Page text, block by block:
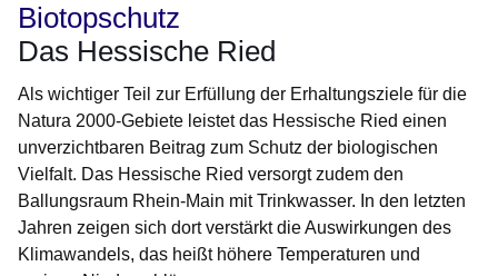
Biotopschutz
Das Hessische Ried
Als wichtiger Teil zur Erfüllung der Erhaltungsziele für die
Natura 2000-Gebiete leistet das Hessische Ried einen
unverzichtbaren Beitrag zum Schutz der biologischen
Vielfalt. Das Hessische Ried versorgt zudem den
Ballungsraum Rhein-Main mit Trinkwasser. In den letzten
Jahren zeigen sich dort verstärkt die Auswirkungen des
Klimawandels, das heißt höhere Temperaturen und